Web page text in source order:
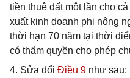
tiền thuê đất một lần cho
xuất kinh doanh phi nông
thời hạn 70 năm tại thời
có thẩm quyền cho phép
4. Sửa đổi Điều 9 như sau: